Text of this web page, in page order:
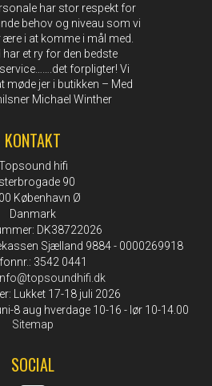
har stor respekt for
behov og niveau som vi
i at komme i mål med.
et ry for den bedste
forpligter! Vi
møde jer i butikken – Med
Michael Winther
KONTAKT
hifi
90
København Ø
Danmark
DK38722026
Sjælland 9884 - 0000269918
3542 0441
Lukket 17-18 juli 2026
8 aug hverdage 10-16 - lør 10-14.00
Sitemap
SOCIAL